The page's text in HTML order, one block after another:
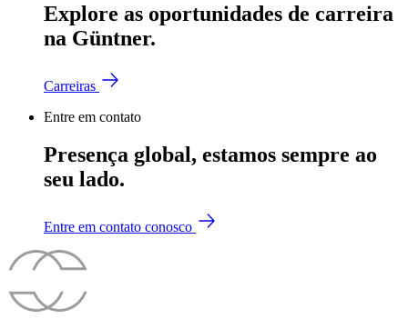
Explore as oportunidades de carreira
na Güntner.
Carreiras
Entre em contato
Presença global, estamos sempre ao
seu lado.
Entre em contato conosco